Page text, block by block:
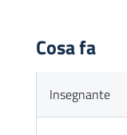
Cosa fa
Insegnante